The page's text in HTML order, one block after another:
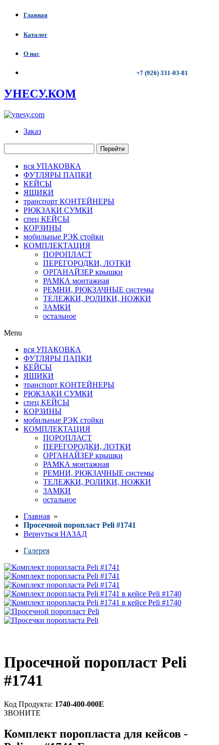
Главная
Каталог
О нас
+7 (926) 331-03-81
УНЕСУ.КОМ
Заказ
Перейти
вся УПАКОВКА
ФУТЛЯРЫ ПАПКИ
КЕЙСЫ
ЯЩИКИ
транспорт КОНТЕЙНЕРЫ
РЮКЗАКИ СУМКИ
спец КЕЙСЫ
КОРЗИНЫ
мобильные РЭК стойки
КОМПЛЕКТАЦИЯ
ПОРОПЛАСТ
ПЕРЕГОРОДКИ, ЛОТКИ
ОРГАНАЙЗЕР крышки
РАМКА монтажная
РЕМНИ, РЮКЗАЧНЫЕ системы
ТЕЛЕЖКИ, РОЛИКИ, НОЖКИ
ЗАМКИ
остальное
Menu
вся УПАКОВКА
ФУТЛЯРЫ ПАПКИ
КЕЙСЫ
ЯЩИКИ
транспорт КОНТЕЙНЕРЫ
РЮКЗАКИ СУМКИ
спец КЕЙСЫ
КОРЗИНЫ
мобильные РЭК стойки
КОМПЛЕКТАЦИЯ
ПОРОПЛАСТ
ПЕРЕГОРОДКИ, ЛОТКИ
ОРГАНАЙЗЕР крышки
РАМКА монтажная
РЕМНИ, РЮКЗАЧНЫЕ системы
ТЕЛЕЖКИ, РОЛИКИ, НОЖКИ
ЗАМКИ
остальное
Главная »
Просечной поропласт Peli #1741
Вернуться НАЗАД
Галерея
Просечной поропласт Peli
#1741
Код Продукта: 1740-400-000E
ЗВОНИТЕ
Комплект поропласта для кейсов -